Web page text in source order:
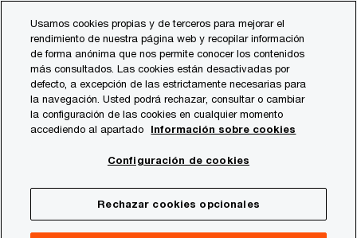
content
footer
contacts
Usamos cookies propias y de terceros para mejorar el
rendimiento de nuestra página web y recopilar información
de forma anónima que nos permite conocer los contenidos
más consultados. Las cookies están desactivadas por
defecto, a excepción de las estrictamente necesarias para
la navegación. Usted podrá rechazar, consultar o cambiar
la configuración de las cookies en cualquier momento
accediendo al apartado
Información sobre cookies
Configuración de cookies
Rechazar cookies opcionales